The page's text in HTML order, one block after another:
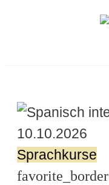
Sprachkurse
favorite_border